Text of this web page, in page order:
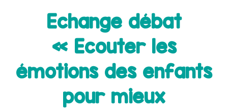
Echange débat
« Ecouter les
émotions des enfants
pour mieux